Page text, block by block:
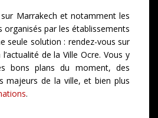
Marrakech et notamment les
organisés par les établissements
seule solution : rendez-vous sur
de la Ville Ocre. Vous y
bons plans du moment, des
majeurs de la ville, et bien plus
.